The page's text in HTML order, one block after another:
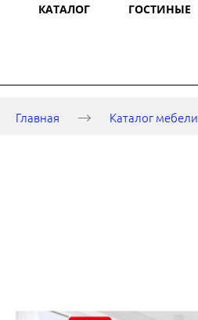
КАТАЛОГ ГОСТИНЫЕ
Главная Каталог мебели